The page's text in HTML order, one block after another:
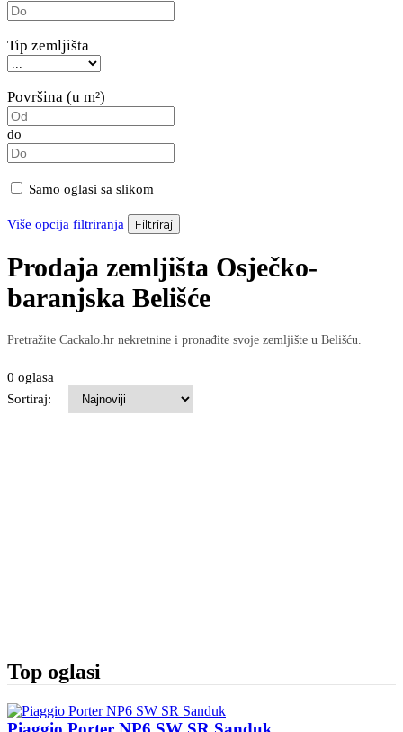
Tip zemljišta
Površina (u m²)
do
Samo oglasi sa slikom
Više opcija filtriranja Filtriraj
Prodaja zemljišta Osječko-
baranjska Belišće
Pretražite Cackalo.hr nekretnine i pronađite svoje zemljište u Belišću.
0 oglasa
Sortiraj:
Top oglasi